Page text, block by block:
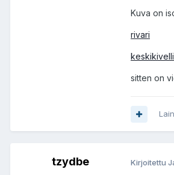
Kuva on
rivari
sitten on
tzydbe Kirjoitettu